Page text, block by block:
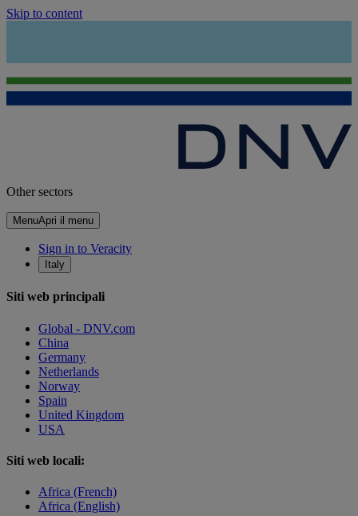
Skip to content
Other sectors
MenuApri il menu
Sign in to Veracity
Italy
Siti web principali
Global - DNV.com
China
Germany
Netherlands
Norway
Spain
United Kingdom
USA
Siti web locali:
Africa (French)
Africa (English)